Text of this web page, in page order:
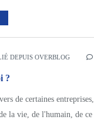
DEPUIS OVERBLOG
?
de certaines entreprises,
la vie, de l'humain, de ce